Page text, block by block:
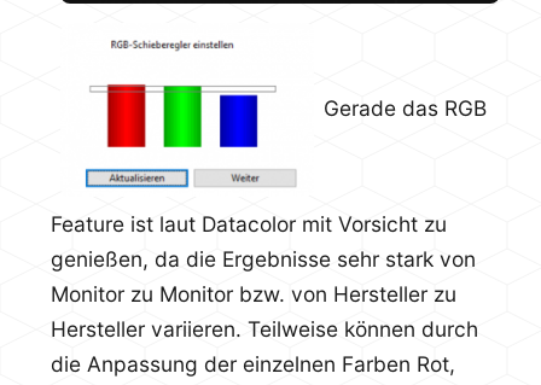
Gerade das RGB
Feature ist laut Datacolor mit Vorsicht zu
genießen, da die Ergebnisse sehr stark von
Monitor zu Monitor bzw. von Hersteller zu
Hersteller variieren. Teilweise können durch
die Anpassung der einzelnen Farben Rot,